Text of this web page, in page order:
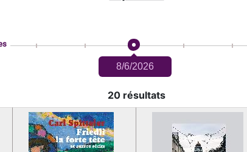
8/6/2026
20 résultats